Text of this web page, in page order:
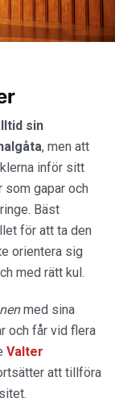
sin
, men att
inför sitt
som gapar och
Bäst
för att ta den
orientera sig
med rätt kul.
med sina
och får vid flera
Valter
att tillföra